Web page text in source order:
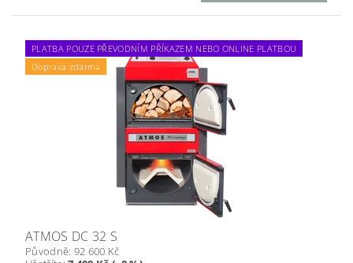
PLATBA POUZE PŘEVODNÍM PŘÍKAZEM NEBO ONLINE PLATBOU
Doprava zdarma
ATMOS DC 32 S
Původně: 92 600 Kč